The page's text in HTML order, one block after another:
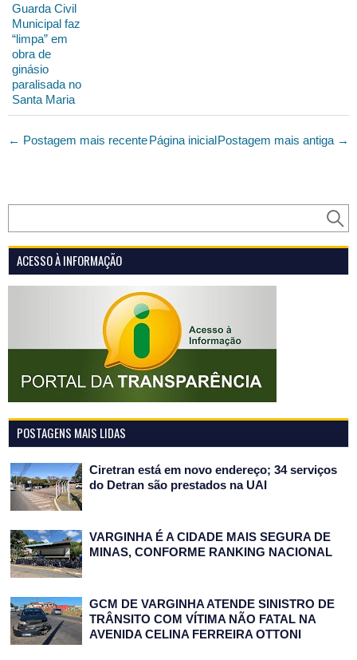
Guarda Civil
Municipal faz
“limpa” em
obra de
ginásio
paralisada no
Santa Maria
← Postagem mais recente Postagem mais antiga →
Página inicial
ACESSO À INFORMAÇÃO
POSTAGENS MAIS LIDAS
Ciretran está em novo endereço; 34 serviços
do Detran são prestados na UAI
VARGINHA É A CIDADE MAIS SEGURA DE
MINAS, CONFORME RANKING NACIONAL
GCM DE VARGINHA ATENDE SINISTRO DE
TRÂNSITO COM VÍTIMA NÃO FATAL NA
AVENIDA CELINA FERREIRA OTTONI